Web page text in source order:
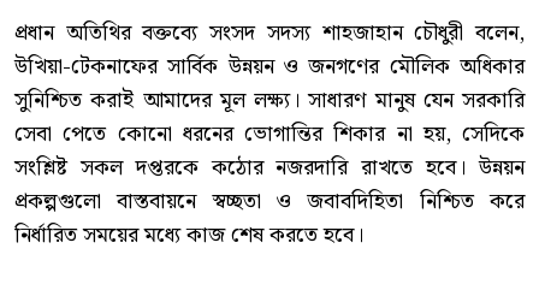
‎প্রধান অতিথির বক্তব্যে সংসদ সদস্য শাহজাহান চৌধুরী বলেন,
উখিয়া-টেকনাফের সার্বিক উন্নয়ন ও জনগণের মৌলিক অধিকার
সুনিশ্চিত করাই আমাদের মূল লক্ষ্য। সাধারণ মানুষ যেন সরকারি
সেবা পেতে কোনো ধরনের ভোগান্তির শিকার না হয়, সেদিকে
সংশ্লিষ্ট সকল দপ্তরকে কঠোর নজরদারি রাখতে হবে। উন্নয়ন
প্রকল্পগুলো বাস্তবায়নে স্বচ্ছতা ও জবাবদিহিতা নিশ্চিত করে
নির্ধারিত সময়ের মধ্যে কাজ শেষ করতে হবে।